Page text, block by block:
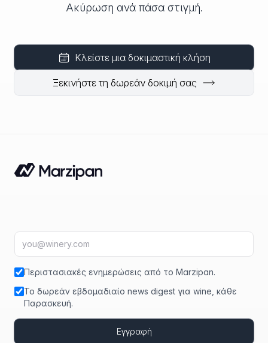
Ακύρωση ανά πάσα στιγμή.
Κλείστε μια δοκιμαστική κλήση
Ξεκινήστε τη δωρεάν δοκιμή σας
Διεύθυνση email
Περιστασιακές ενημερώσεις από το Marzipan.
Το δωρεάν εβδομαδιαίο news digest για wine, κάθε
Παρασκευή.
Εγγραφή